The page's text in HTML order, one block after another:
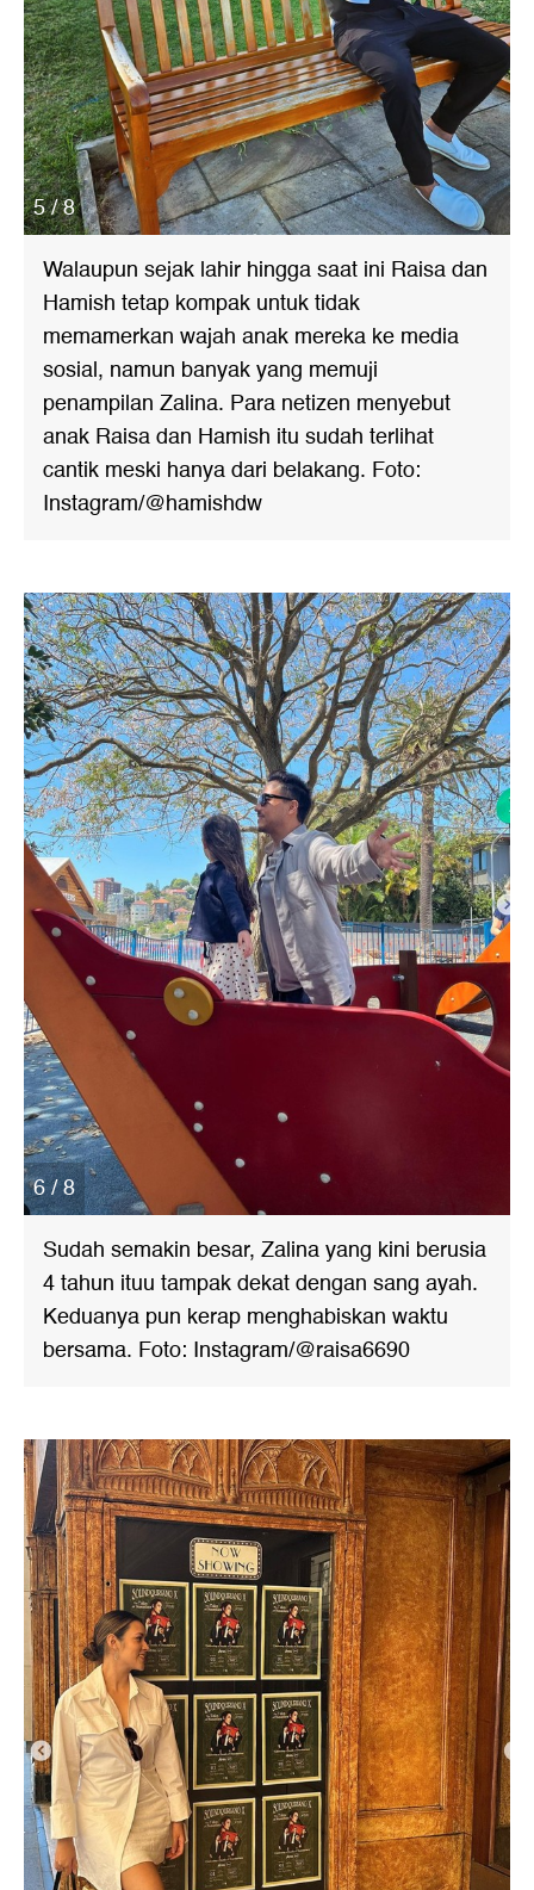
5 / 8
Walaupun sejak lahir hingga saat ini Raisa dan
Hamish tetap kompak untuk tidak
memamerkan wajah anak mereka ke media
sosial, namun banyak yang memuji
penampilan Zalina. Para netizen menyebut
anak Raisa dan Hamish itu sudah terlihat
cantik meski hanya dari belakang. Foto:
Instagram/@hamishdw
6 / 8
Sudah semakin besar, Zalina yang kini berusia
4 tahun ituu tampak dekat dengan sang ayah.
Keduanya pun kerap menghabiskan waktu
bersama. Foto: Instagram/@raisa6690